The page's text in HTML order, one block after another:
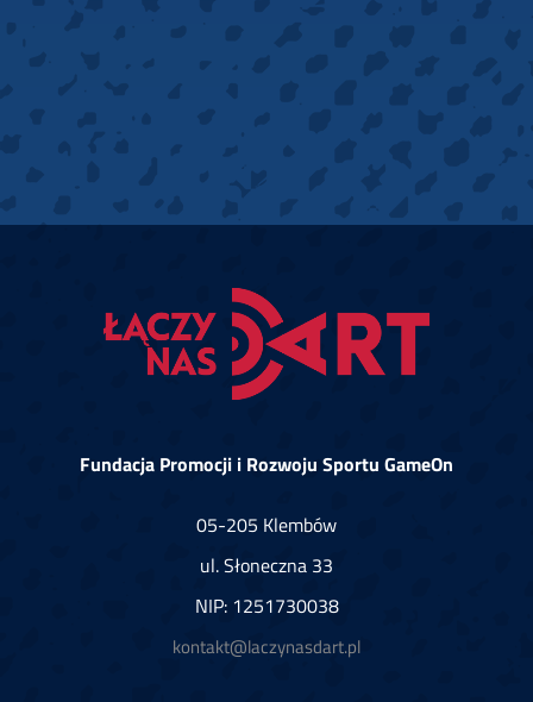
Fundacja Promocji i Rozwoju Sportu GameOn
05-205 Klembów
ul. Słoneczna 33
NIP: 1251730038
kontakt@laczynasdart.pl